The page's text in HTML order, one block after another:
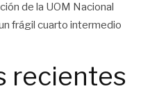
de la UOM Nacional
frágil cuarto intermedio
recientes